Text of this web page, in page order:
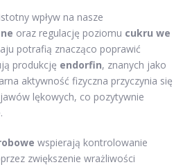
wpływ na nasze
oraz regulację poziomu cukru we
potrafią znacząco poprawić
produkcję endorfin, znanych jako
aktywność fizyczna przyczynia się
lękowych, co pozytywnie
wspierają kontrolowanie
zwiększenie wrażliwości